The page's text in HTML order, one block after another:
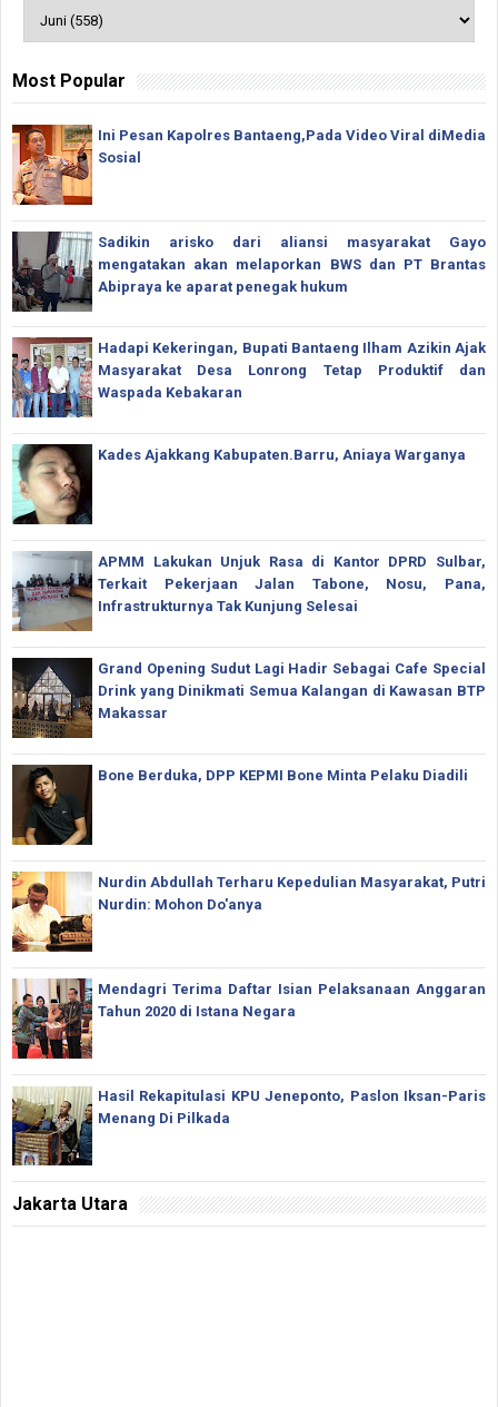
Most Popular
Ini Pesan Kapolres Bantaeng,Pada Video Viral diMedia
Sosial
Sadikin arisko dari aliansi masyarakat Gayo
mengatakan akan melaporkan BWS dan PT Brantas
Abipraya ke aparat penegak hukum
Hadapi Kekeringan, Bupati Bantaeng Ilham Azikin Ajak
Masyarakat Desa Lonrong Tetap Produktif dan
Waspada Kebakaran
Kades Ajakkang Kabupaten.Barru, Aniaya Warganya
APMM Lakukan Unjuk Rasa di Kantor DPRD Sulbar,
Terkait Pekerjaan Jalan Tabone, Nosu, Pana,
Infrastrukturnya Tak Kunjung Selesai
Grand Opening Sudut Lagi Hadir Sebagai Cafe Special
Drink yang Dinikmati Semua Kalangan di Kawasan BTP
Makassar
Bone Berduka, DPP KEPMI Bone Minta Pelaku Diadili
Nurdin Abdullah Terharu Kepedulian Masyarakat, Putri
Nurdin: Mohon Do'anya
Mendagri Terima Daftar Isian Pelaksanaan Anggaran
Tahun 2020 di Istana Negara
Hasil Rekapitulasi KPU Jeneponto, Paslon Iksan-Paris
Menang Di Pilkada
Jakarta Utara